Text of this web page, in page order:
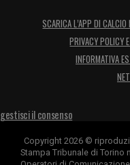
SCARICA L’APP DI
PRIVACY POLICY
INFORMATIVA
gestisci il consenso
Copyright 2026 ©
Stampa Tribunale di Torino